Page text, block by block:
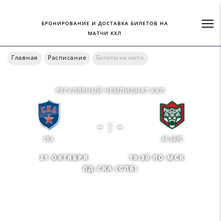
БРОНИРОВАНИЕ И ДОСТАВКА БИЛЕТОВ НА
МАТЧИ КХЛ
Главная Расписание Билеты на матч:
РЕГУЛЯРНЫЙ ЧЕМПИОНАТ КХЛ
СКА
- : -
АК БАРС
31 ОКТЯБРЯ
19:30 ПО МСК
ЛД СКА (СПБ)